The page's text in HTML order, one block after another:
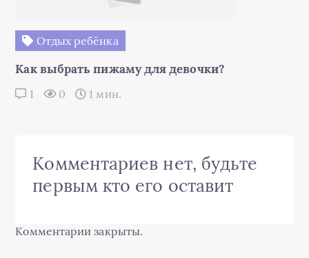
Отдых ребёнка
Как выбрать пижаму для девочки?
1 0 1 мин.
Комментариев нет, будьте
первым кто его оставит
Комментарии закрыты.